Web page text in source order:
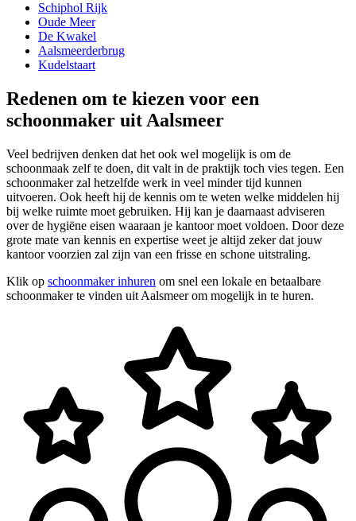
Schiphol Rijk
Oude Meer
De Kwakel
Aalsmeerderbrug
Kudelstaart
Redenen om te kiezen voor een
schoonmaker uit Aalsmeer
Veel bedrijven denken dat het ook wel mogelijk is om de
schoonmaak zelf te doen, dit valt in de praktijk toch vies tegen. Een
schoonmaker zal hetzelfde werk in veel minder tijd kunnen
uitvoeren. Ook heeft hij de kennis om te weten welke middelen hij
bij welke ruimte moet gebruiken. Hij kan je daarnaast adviseren
over de hygiëne eisen waaraan je kantoor moet voldoen. Door deze
grote mate van kennis en expertise weet je altijd zeker dat jouw
kantoor voorzien zal zijn van een frisse en schone uitstraling.
Klik op schoonmaker inhuren om snel een lokale en betaalbare
schoonmaker te vinden uit Aalsmeer om mogelijk in te huren.